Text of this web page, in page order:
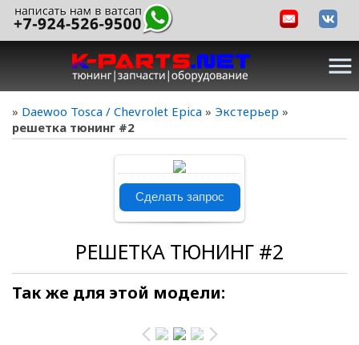
menu
» Daewoo Tosca / Chevrolet Epica » Экстерьер »
решетка тюнинг #2
В реальном
Сделать запрос
РЕШЕТКА ТЮНИНГ #2
Так же для этой модели: